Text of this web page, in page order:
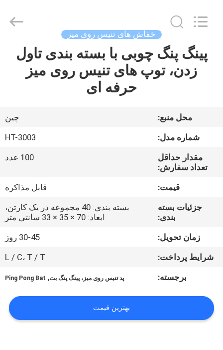
خونه
درباره
تور
کارخانه
کنترل
کیفیت
تماس
بگیرید
Dunya
Reserved.
خفاش های تنیس روی میز
پینگ پنگ چوبی با بسته بندی تاول
زدن، توپ های تنیس روی میز
حرفه ای
محل منبع:
چين
شماره مدل:
HT-3003
مقدار حداقل
تعداد سفارش:
100 عدد
قیمت:
قابل مذاکره
جزئیات بسته
بندی:
بسته بندی: 40 مجموعه در یک کارتن،
ابعاد: 70 × 35 × 33 سانتی متر
زمان تحویل:
30-45 روز
شرایط پرداخت:
L / C، T / T
برجسته:
پد تنیس روی میز، پینگ پنگ بت,
Ping Pong Bat
بهترین قیمت